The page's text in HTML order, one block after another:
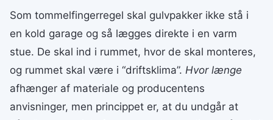
Som tommelfingerregel skal gulvpakker ikke stå i
en kold garage og så lægges direkte i en varm
stue. De skal ind i rummet, hvor de skal monteres,
og rummet skal være i “driftsklima”. Hvor længe
afhænger af materiale og producentens
anvisninger, men princippet er, at du undgår at